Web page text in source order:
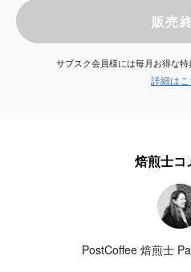
販売
サブスク会員様には毎月お得な特
詳細はこ
焙煎士コ
PostCoffee 焙煎士